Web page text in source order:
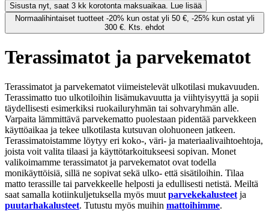
Sisusta nyt, saat 3 kk korotonta maksuaikaa. Lue lisää
Normaalihintaiset tuotteet -20% kun ostat yli 50 €, -25% kun ostat yli
300 €. Kts. ehdot
Terassimatot ja parvekematot
Terassimatot ja parvekematot viimeistelevät ulkotilasi mukavuuden.
Terassimatto tuo ulkotiloihin lisämukavuutta ja viihtyisyyttä ja sopii
täydellisesti esimerkiksi ruokailuryhmän tai sohvaryhmän alle.
Varpaita lämmittävä parvekematto puolestaan pidentää parvekkeen
käyttöaikaa ja tekee ulkotilasta kutsuvan olohuoneen jatkeen.
Terassimatoistamme löytyy eri koko-, väri- ja materiaalivaihtoehtoja,
joista voit valita tilaasi ja käyttötarkoitukseesi sopivan. Monet
valikoimamme terassimatot ja parvekematot ovat todella
monikäyttöisiä, sillä ne sopivat sekä ulko- että sisätiloihin. Tilaa
matto terassille tai parvekkeelle helposti ja edullisesti netistä. Meiltä
saat samalla kotiinkuljetuksella myös muut parvekekalusteet ja
puutarhakalusteet. Tutustu myös muihin mattoihimme.